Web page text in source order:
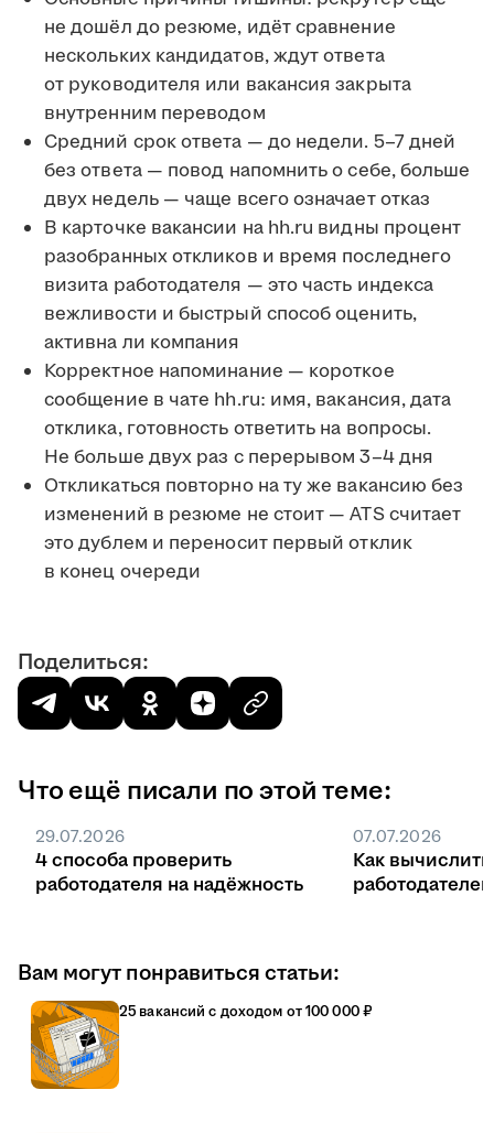
не дошёл до резюме, идёт сравнение
нескольких кандидатов, ждут ответа
от руководителя или вакансия закрыта
внутренним переводом
Средний срок ответа — до недели. 5–7 дней
без ответа — повод напомнить о себе, больше
двух недель — чаще всего означает отказ
В карточке вакансии на hh.ru видны процент
разобранных откликов и время последнего
визита работодателя — это часть индекса
вежливости и быстрый способ оценить,
активна ли компания
Корректное напоминание — короткое
сообщение в чате hh.ru: имя, вакансия, дата
отклика, готовность ответить на вопросы.
Не больше двух раз с перерывом 3–4 дня
Откликаться повторно на ту же вакансию без
изменений в резюме не стоит — ATS считает
это дублем и переносит первый отклик
в конец очереди
Поделиться:
Что ещё писали по этой теме:
29.07.2026
4 способа проверить
работодателя на надёжность
07.07.2026
Как вычислить
Вам могут понравиться статьи:
25 вакансий с доходом от 100 000 ₽